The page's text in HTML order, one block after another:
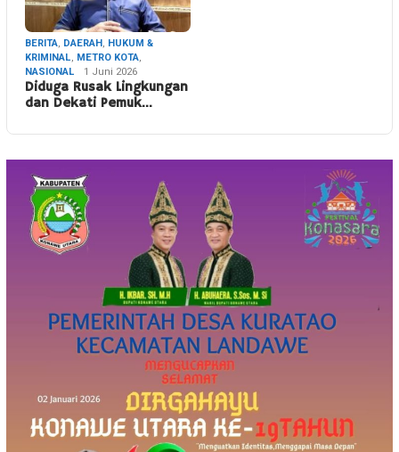
BERITA, DAERAH, HUKUM &
KRIMINAL, METRO KOTA,
NASIONAL
1 Juni 2026
Diduga Rusak Lingkungan
dan Dekati Pemuk…